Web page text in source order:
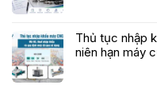
Thủ tục nhập
niên hạn máy